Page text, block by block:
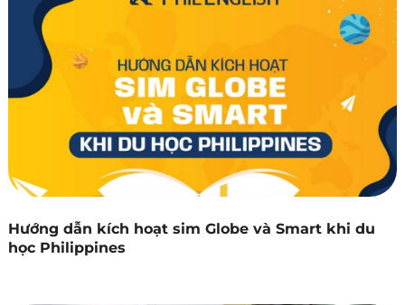
Hướng dẫn kích hoạt sim Globe và Smart khi du
học Philippines